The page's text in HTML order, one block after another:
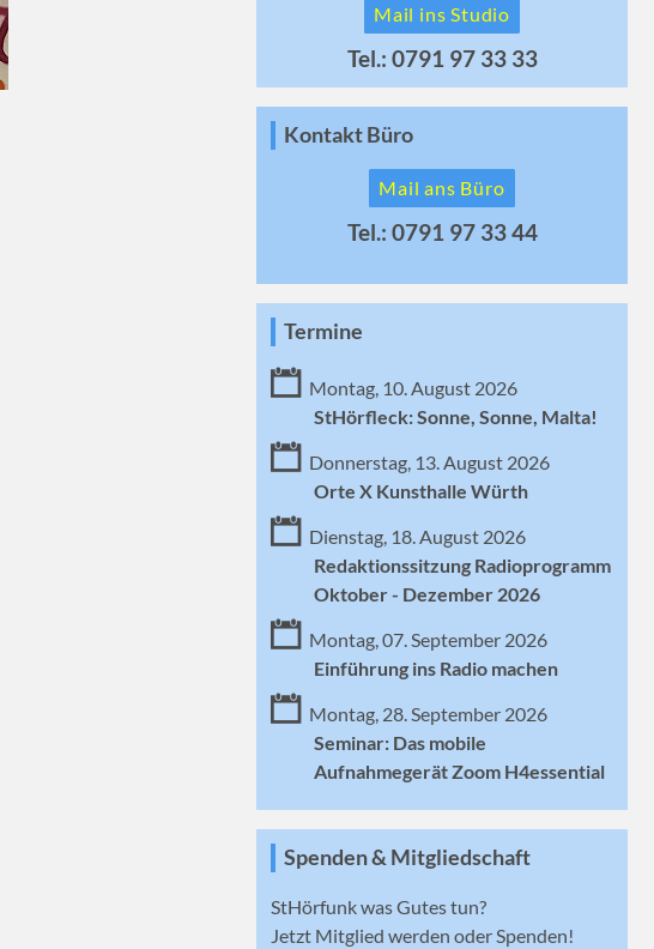
Mail ins Studio
Tel.: 0791 97 33 33
Kontakt Büro
Mail ans Büro
Tel.: 0791 97 33 44
Termine
Montag, 10. August 2026
StHörfleck: Sonne, Sonne, Malta!
Donnerstag, 13. August 2026
Orte X Kunsthalle Würth
Dienstag, 18. August 2026
Redaktionssitzung Radioprogramm
Oktober - Dezember 2026
Montag, 07. September 2026
Einführung ins Radio machen
Montag, 28. September 2026
Seminar: Das mobile
Aufnahmegerät Zoom H4essential
Spenden & Mitgliedschaft
StHörfunk was Gutes tun?
Jetzt Mitglied werden oder Spenden!